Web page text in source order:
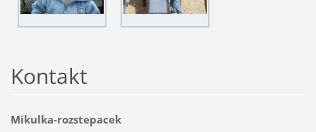
Kontakt
Mikulka-rozstepacek